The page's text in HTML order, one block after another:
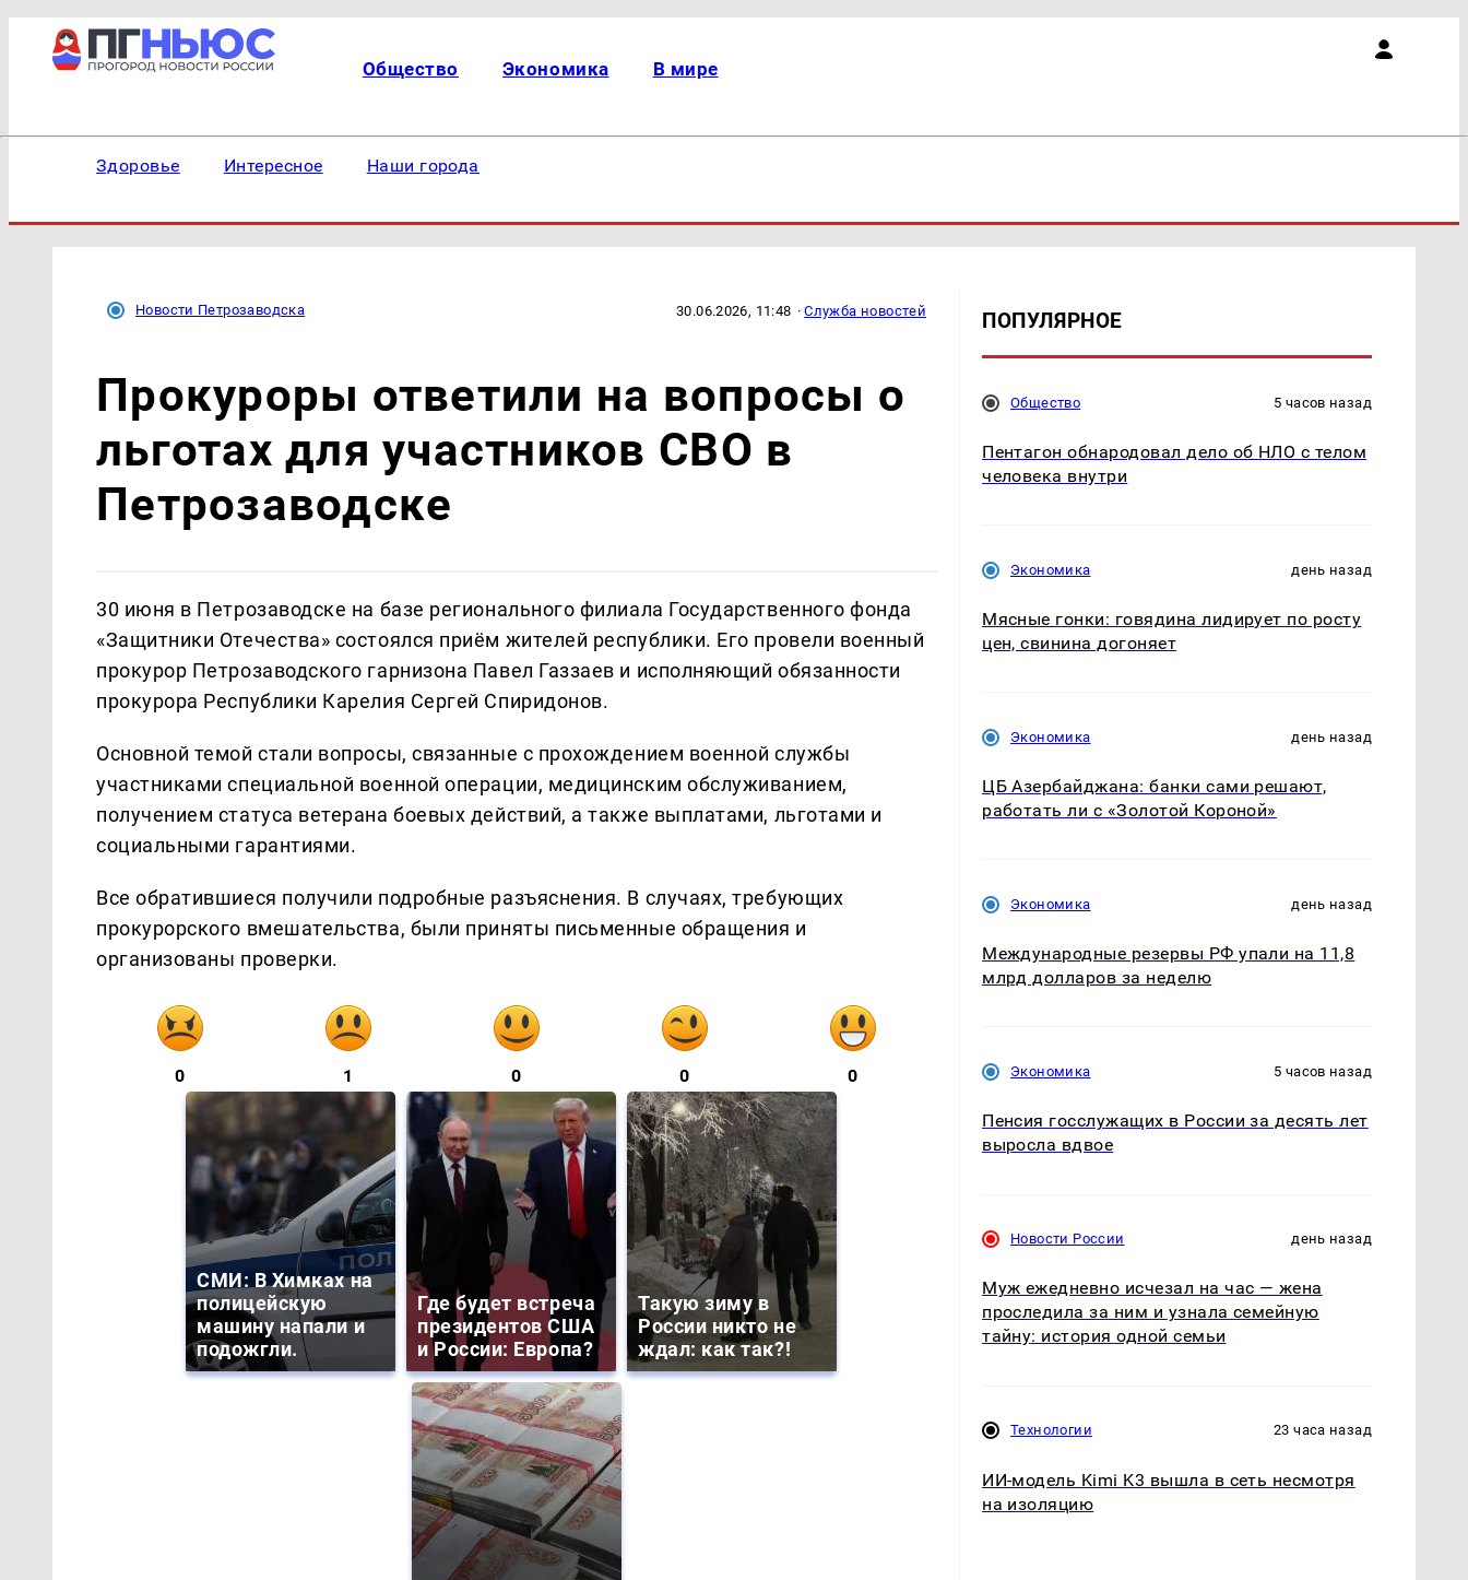
Общество Экономика В мире
Здоровье Интересное Наши города
Новости Петрозаводска 30.06.2026, 11:48 ·Служба новостей
Прокуроры ответили на вопросы о
льготах для участников СВО в
Петрозаводске
30 июня в Петрозаводске на базе регионального филиала Государственного фонда
«Защитники Отечества» состоялся приём жителей республики. Его провели военный
прокурор Петрозаводского гарнизона Павел Газзаев и исполняющий обязанности
прокурора Республики Карелия Сергей Спиридонов.
Основной темой стали вопросы, связанные с прохождением военной службы
участниками специальной военной операции, медицинским обслуживанием,
получением статуса ветерана боевых действий, а также выплатами, льготами и
социальными гарантиями.
Все обратившиеся получили подробные разъяснения. В случаях, требующих
прокурорского вмешательства, были приняты письменные обращения и
организованы проверки.
0 1 0 0 0
СМИ: В Химках на
полицейскую
машину напали и
подожгли.
Где будет встреча
президентов США
и России: Европа?
Такую зиму в
России никто не
ждал: как так?!
ПОПУЛЯРНОЕ
Общество 5 часов назад
Пентагон обнародовал дело об НЛО с телом
человека внутри
Экономика день назад
Мясные гонки: говядина лидирует по росту
цен, свинина догоняет
Экономика день назад
ЦБ Азербайджана: банки сами решают,
работать ли с «Золотой Короной»
Экономика день назад
Международные резервы РФ упали на 11,8
млрд долларов за неделю
Экономика 5 часов назад
Пенсия госслужащих в России за десять лет
выросла вдвое
Новости России день назад
Муж ежедневно исчезал на час — жена
проследила за ним и узнала семейную
тайну: история одной семьи
Технологии 23 часа назад
ИИ-модель Kimi K3 вышла в сеть несмотря
на изоляцию